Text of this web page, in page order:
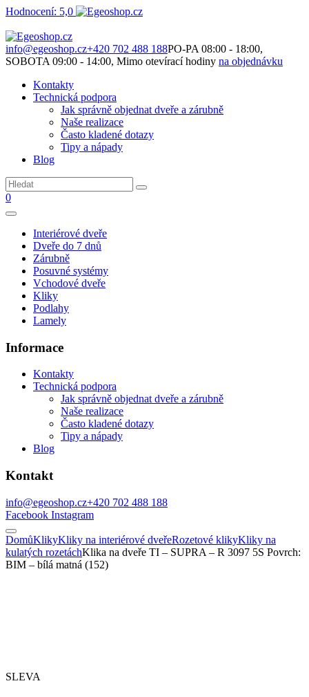
Hodnocení: 5,0
info@egeoshop.cz+420 702 488 188PO-PA 08:00 - 18:00,
SOBOTA 09:00 - 14:00, Mimo otevírací hodiny na objednávku
Kontakty
Technická podpora
Jak správně objednat dveře a zárubně
Naše realizace
Často kladené dotazy
Tipy a nápady
Blog
0
Interiérové dveře
Dveře do 7 dnů
Zárubně
Posuvné systémy
Vchodové dveře
Kliky
Podlahy
Lamely
Informace
Kontakty
Technická podpora
Jak správně objednat dveře a zárubně
Naše realizace
Často kladené dotazy
Tipy a nápady
Blog
Kontakt
info@egeoshop.cz+420 702 488 188
Facebook Instagram
DomůKlikyKliky na interiérové dveřeRozetové klikyKliky na
kulatých rozetáchKlika na dveře TI – SUPRA – R 3097 5S Povrch:
BIM – bílá matná (152)
SLEVA